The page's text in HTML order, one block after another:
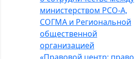
министерством РСО-А,
СОГМА и Региональной
общественной
организацией